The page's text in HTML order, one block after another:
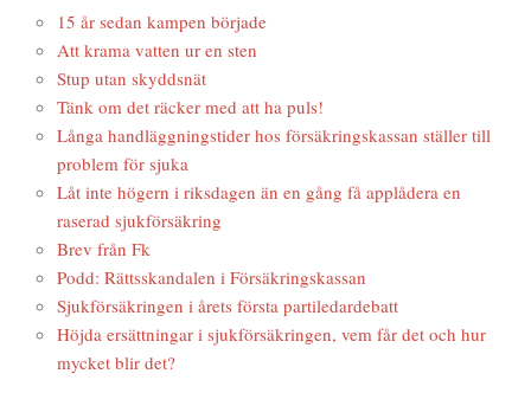
15 år sedan kampen började
Att krama vatten ur en sten
Stup utan skyddsnät
Tänk om det räcker med att ha puls!
Långa handläggningstider hos försäkringskassan ställer till
problem för sjuka
Låt inte högern i riksdagen än en gång få applådera en
raserad sjukförsäkring
Brev från Fk
Podd: Rättsskandalen i Försäkringskassan
Sjukförsäkringen i årets första partiledardebatt
Höjda ersättningar i sjukförsäkringen, vem får det och hur
mycket blir det?